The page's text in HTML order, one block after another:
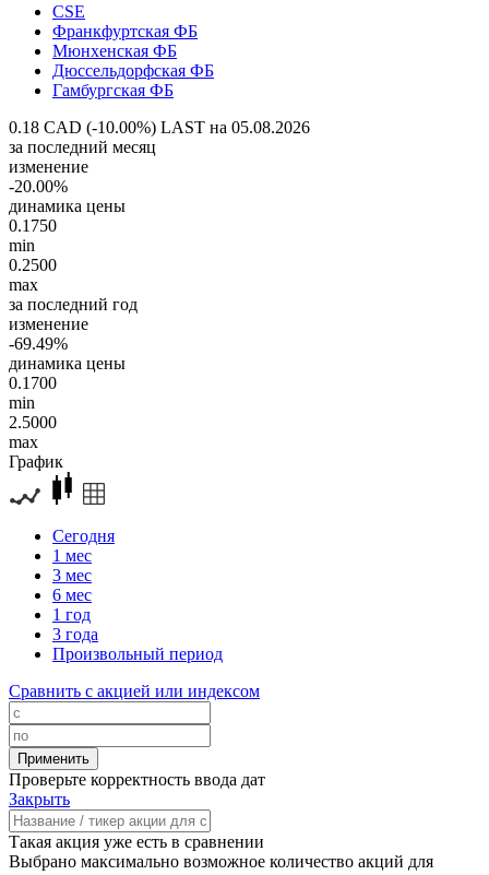
CSE
Франкфуртская ФБ
Мюнхенская ФБ
Дюссельдорфская ФБ
Гамбургская ФБ
0.18 CAD (-10.00%) LAST на 05.08.2026
за последний месяц
изменение
-20.00%
динамика цены
0.1750
min
0.2500
max
за последний год
изменение
-69.49%
динамика цены
0.1700
min
2.5000
max
График
Сегодня
1 мес
3 мес
6 мес
1 год
3 года
Произвольный период
Сравнить с акцией или индексом
Проверьте корректность ввода дат
Закрыть
Такая акция уже есть в сравнении
Выбрано максимально возможное количество акций для